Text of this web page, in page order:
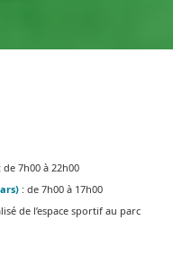
de 7h00 à 22h00
: de 7h00 à 17h00
de l’espace sportif au parc